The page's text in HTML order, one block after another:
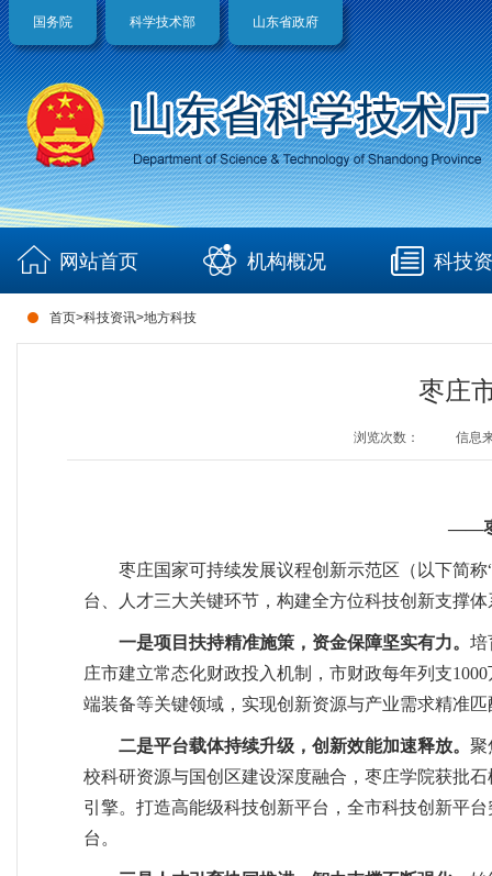
国务院 科学技术部 山东省政府
网站首页 机构概况 科技
首页>科技资讯>地方科技
枣庄
浏览次数： 信息
——枣
枣庄国家可持续发展议程创新示范区（以下简
台、人才三大关键环节，构建全方位科技创新支撑
一是项目扶持精准施策，资金保障坚实有力。 培
庄市建立常态化财政投入机制，市财政每年列支
端装备等关键领域，实现创新资源与产业需求精准
二是平台载体持续升级，创新效能加速释放。 聚
校科研资源与国创区建设深度融合，枣庄学院获批
引擎。打造高能级科技创新平台，全市科技创新平
台。